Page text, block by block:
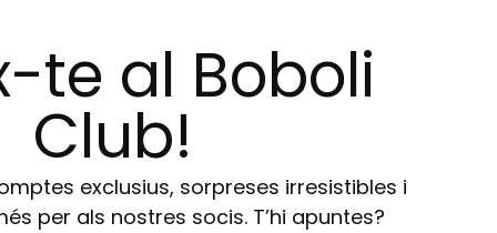
te al Boboli
Club!
exclusius, sorpreses irresistibles i
per als nostres socis. T’hi apuntes?